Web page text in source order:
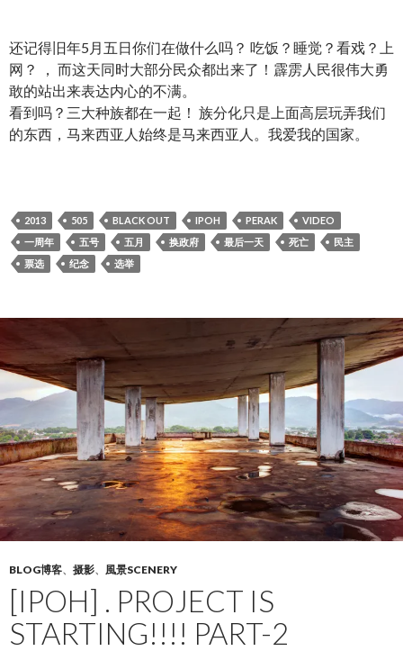
还记得旧年5月五日你们在做什么吗？ 吃饭？睡觉？看戏？上
网？ ， 而这天同时大部分民众都出来了！霹雳人民很伟大勇
敢的站出来表达内心的不满。
看到吗？三大种族都在一起！ 族分化只是上面高层玩弄我们
的东西，马来西亚人始终是马来西亚人。我爱我的国家。
2013 505 BLACK OUT IPOH PERAK
VIDEO
一周年
五号 五月 换政府 最后一天 死亡
民主
票选
纪念 选举
BLOG博客、 摄影、 風景SCENERY
[IPOH] . PROJECT IS
STARTING!!!! PART-2